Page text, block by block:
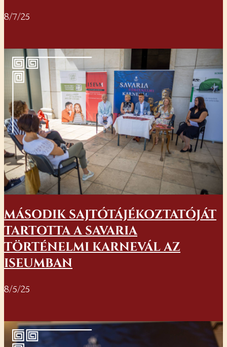
8/7/25
MÁSODIK SAJTÓTÁJÉKOZTATÓJÁT
TARTOTTA A SAVARIA
TÖRTÉNELMI KARNEVÁL AZ
ISEUMBAN
8/5/25